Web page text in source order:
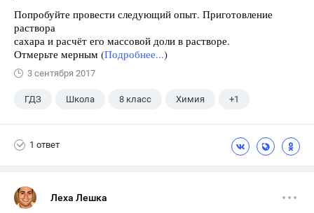
Попробуйте провести следующий опыт. Приготовление
раствора
сахара и расчёт его массовой доли в растворе.
Отмерьте мерным (Подробнее...)
3 сентября 2017
ГДЗ Школа 8 класс Химия +1
1 ответ
Леха Лешка